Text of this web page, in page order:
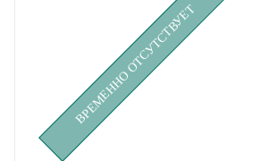
ВРЕМЕННО ОТСУТСТВУЕТ